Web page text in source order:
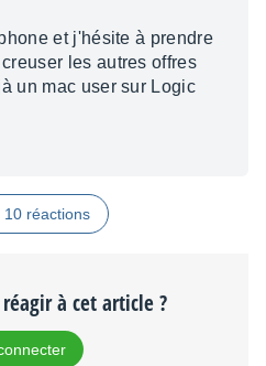
et j'hésite à prendre
les autres offres
un mac user sur Logic
10 réactions
à cet article ?